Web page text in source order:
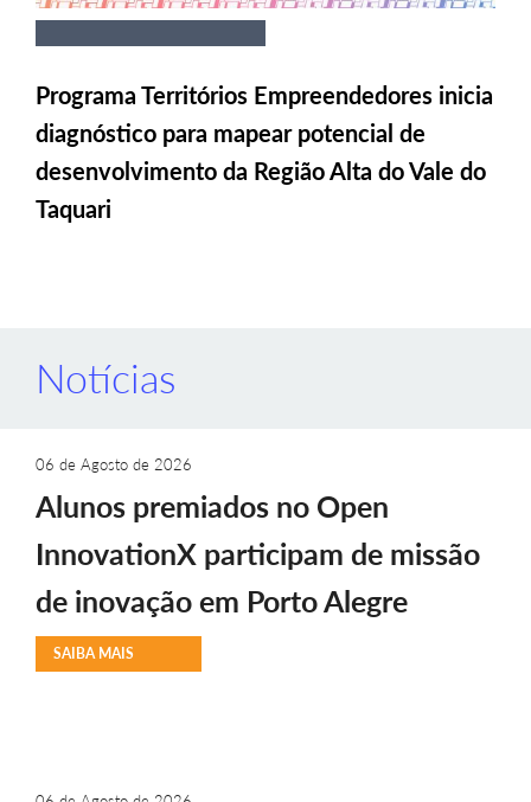
Programa Territórios Empreendedores inicia
diagnóstico para mapear potencial de
desenvolvimento da Região Alta do Vale do
Taquari
Notícias
06 de Agosto de 2026
Alunos premiados no Open
InnovationX participam de missão
de inovação em Porto Alegre
SAIBA MAIS